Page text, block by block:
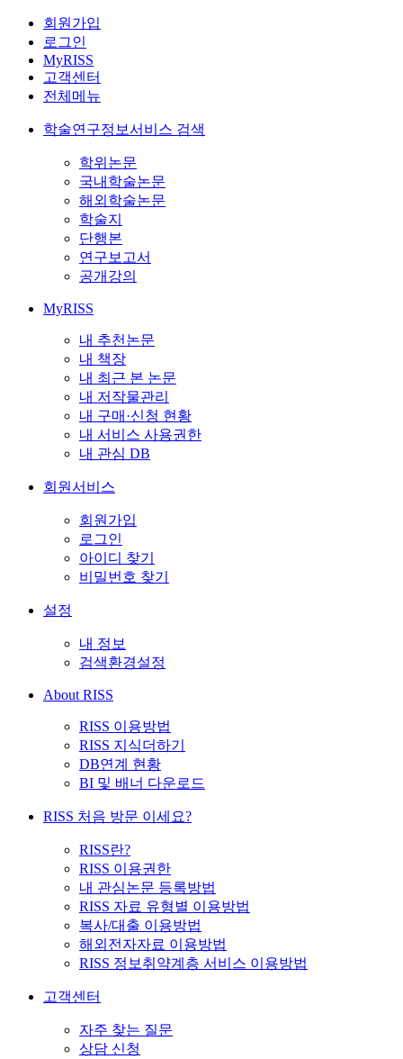
회원가입
로그인
MyRISS
고객센터
전체메뉴
학술연구정보서비스 검색
학위논문
국내학술논문
해외학술논문
학술지
단행본
연구보고서
공개강의
MyRISS
내 추천논문
내 책장
내 최근 본 논문
내 저작물관리
내 구매·신청 현황
내 서비스 사용권한
내 관심 DB
회원서비스
회원가입
로그인
아이디 찾기
비밀번호 찾기
설정
내 정보
검색환경설정
About RISS
RISS 이용방법
RISS 지식더하기
DB연계 현황
BI 및 배너 다운로드
RISS 처음 방문 이세요?
RISS란?
RISS 이용권한
내 관심논문 등록방법
RISS 자료 유형별 이용방법
복사/대출 이용방법
해외전자자료 이용방법
RISS 정보취약계층 서비스 이용방법
고객센터
자주 찾는 질문
상담 신청